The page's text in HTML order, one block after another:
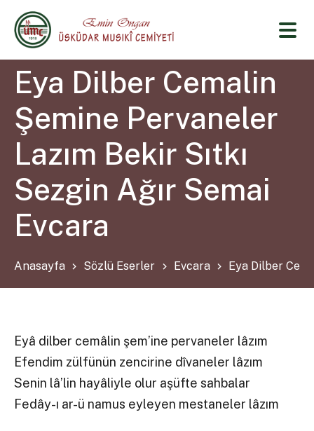
Eya Dilber Cemalin
Şemine Pervaneler
Lazım Bekir Sıtkı
Sezgin Ağır Semai
Evcara
Anasayfa Sözlü Eserler Evcara Eya Dilber
Eyâ dilber cemâlin şem’ine pervaneler lâzım
Efendim zülfünün zencirine dîvaneler lâzım
Senin lâ’lin hayâliyle olur aşüfte sahbalar
Fedây-ı ar-ü namus eyleyen mestaneler lâzım